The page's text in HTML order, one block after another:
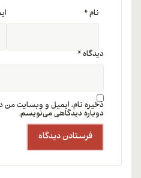
دیدگاه*
نام*
ذخیره نام، ایمیل و وبسایت من
دوباره دیدگاهی می‌نویسم.